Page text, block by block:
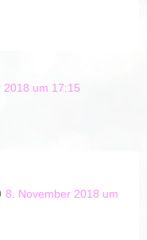
2018 um 17:15
8. November 2018 um